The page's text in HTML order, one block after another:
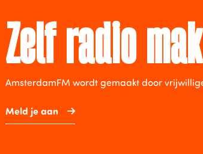
Zelf radio
AmsterdamFM wordt gemaakt door
Meld je aan